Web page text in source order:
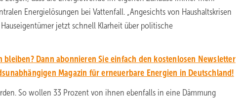
Energielösungen bei Vattenfall. „Angesichts von Haushaltskrisen
jetzt schnell Klarheit über politische
Dann abonnieren Sie einfach den kostenlosen Newsletter
Magazin für erneuerbare Energien in Deutschland!
So wollen 33 Prozent von ihnen ebenfalls in eine Dämmung